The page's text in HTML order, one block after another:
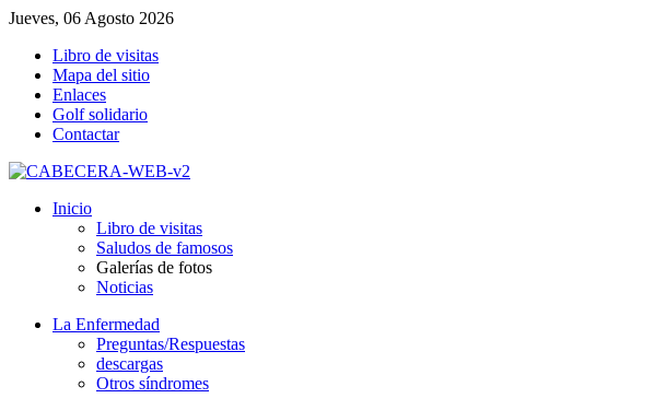
Jueves, 06 Agosto 2026
Libro de visitas
Mapa del sitio
Enlaces
Golf solidario
Contactar
Inicio
Libro de visitas
Saludos de famosos
Galerías de fotos
Noticias
La Enfermedad
Preguntas/Respuestas
descargas
Otros síndromes